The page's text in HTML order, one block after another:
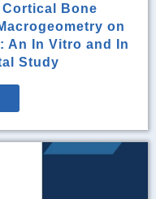
Cortical Bone
on
An In Vitro and In
Study